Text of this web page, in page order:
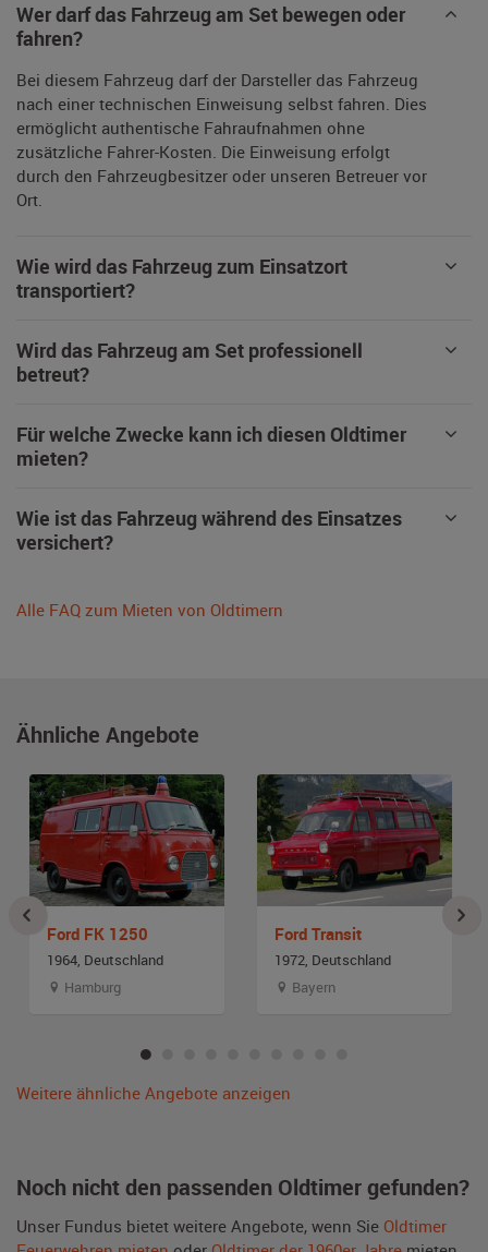
Wer darf das Fahrzeug am Set bewegen oder
fahren?
Bei diesem Fahrzeug darf der Darsteller das Fahrzeug
nach einer technischen Einweisung selbst fahren. Dies
ermöglicht authentische Fahraufnahmen ohne
zusätzliche Fahrer-Kosten. Die Einweisung erfolgt
durch den Fahrzeugbesitzer oder unseren Betreuer vor
Ort.
Wie wird das Fahrzeug zum Einsatzort
transportiert?
Wird das Fahrzeug am Set professionell
betreut?
Für welche Zwecke kann ich diesen Oldtimer
mieten?
Wie ist das Fahrzeug während des Einsatzes
versichert?
Alle FAQ zum Mieten von Oldtimern
Ähnliche Angebote
Ford FK 1250
1964, Deutschland
Hamburg
Ford Transit
1972, Deutschland
Bayern
Weitere ähnliche Angebote anzeigen
Noch nicht den passenden Oldtimer gefunden?
Unser Fundus bietet weitere Angebote, wenn Sie Oldtimer